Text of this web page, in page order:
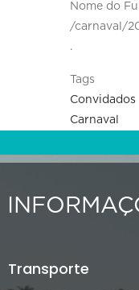
Nome do
/carnaval/
.
Tags
Convidados
Carnaval
Transporte